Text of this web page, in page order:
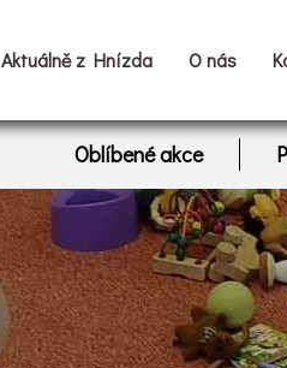
Aktuálně z Hnízda O nás
Oblíbené akce